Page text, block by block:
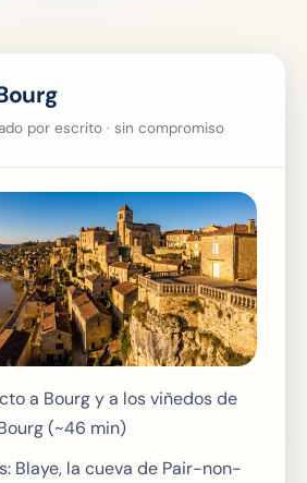
por escrito · sin compromiso
a Bourg y a los viñedos de
(~46 min)
Blaye, la cueva de Pair-non-